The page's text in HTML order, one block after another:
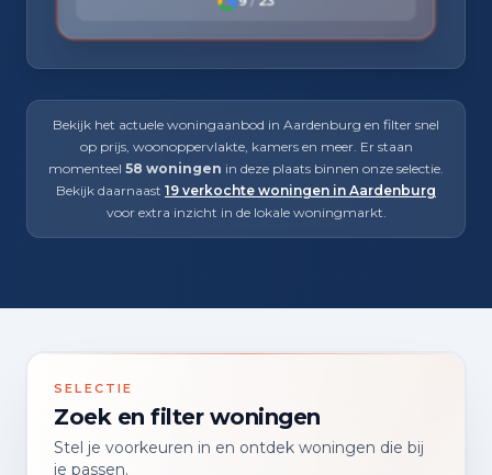
Bekijk het actuele woningaanbod in Aardenburg en filter snel
op prijs, woonoppervlakte, kamers en meer. Er staan
momenteel 58 woningen in deze plaats binnen onze selectie.
Bekijk daarnaast 19 verkochte woningen in Aardenburg
voor extra inzicht in de lokale woningmarkt.
SELECTIE
Zoek en filter woningen
Stel je voorkeuren in en ontdek woningen die bij
je passen.